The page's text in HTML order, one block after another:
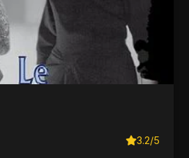
3.2/5